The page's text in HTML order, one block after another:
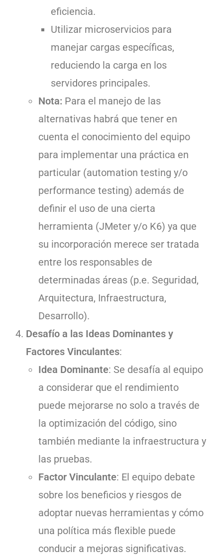
eficiencia.
Utilizar microservicios para
manejar cargas específicas,
reduciendo la carga en los
servidores principales.
Nota: Para el manejo de las
alternativas habrá que tener en
cuenta el conocimiento del equipo
para implementar una práctica en
particular (automation testing y/o
performance testing) además de
definir el uso de una cierta
herramienta (JMeter y/o K6) ya que
su incorporación merece ser tratada
entre los responsables de
determinadas áreas (p.e. Seguridad,
Arquitectura, Infraestructura,
Desarrollo).
Desafío a las Ideas Dominantes y
Factores Vinculantes:
Idea Dominante: Se desafía al equipo
a considerar que el rendimiento
puede mejorarse no solo a través de
la optimización del código, sino
también mediante la infraestructura y
las pruebas.
Factor Vinculante: El equipo debate
sobre los beneficios y riesgos de
adoptar nuevas herramientas y cómo
una política más flexible puede
conducir a mejoras significativas.